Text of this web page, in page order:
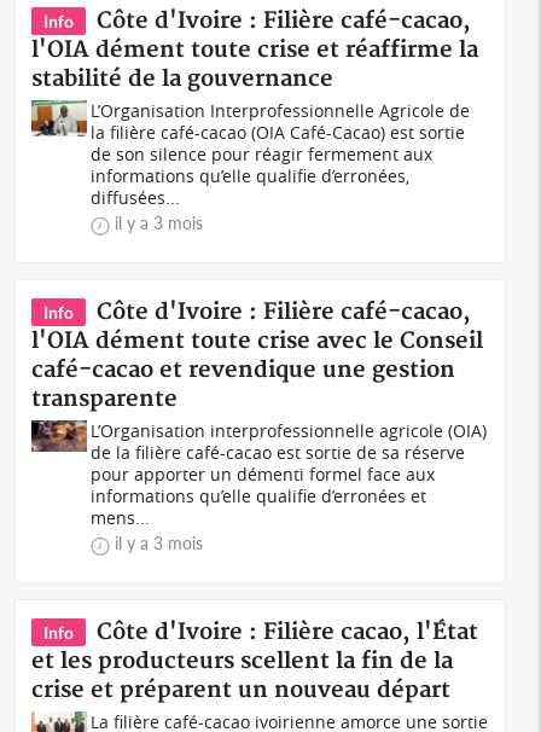
Info
Côte d'Ivoire : Filière café-cacao,
l'OIA dément toute crise et réaffirme la
stabilité de la gouvernance
L’Organisation Interprofessionnelle Agricole de
la filière café-cacao (OIA Café-Cacao) est sortie
de son silence pour réagir fermement aux
informations qu’elle qualifie d’erronées,
diffusées...
il y a 3 mois
Info
Côte d'Ivoire : Filière café-cacao,
l'OIA dément toute crise avec le Conseil
café-cacao et revendique une gestion
transparente
L’Organisation interprofessionnelle agricole (OIA)
de la filière café-cacao est sortie de sa réserve
pour apporter un démenti formel face aux
informations qu’elle qualifie d’erronées et
mens...
il y a 3 mois
Info
Côte d'Ivoire : Filière cacao, l'État
et les producteurs scellent la fin de la
crise et préparent un nouveau départ
La filière café-cacao ivoirienne amorce une sortie